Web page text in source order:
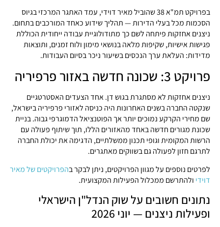
בפרויקט תמ"א 38 שהוביל מאיר דוידי, עמד האתגר המרכזי בגיוס
הסכמות מכל בעלי הדירות — תהליך שידוע כאחד המורכבים בתחום.
ניצנים אחזקות פיתחה לשם כך מתודולוגיית עבודה ייחודית הכוללת
פגישות אישיות, שקיפות מלאה בנושאי מימון ולוח זמנים, ותוצאות
מדידות: העלאת ערך הנכסים בשיעור ניכר בסיום העבודות.
פרויקט 3: שכונה חדשה באזור פרפיריה
ניצנים אחזקות לא מסתגרת בגוש דן. אחד הצעדים האסטרטגיים
שנקטה החברה בשנים האחרונות היה כניסה לאזורי פרפיריה בישראל,
שם מחירי הקרקע נמוכים יותר אך הפוטנציאל הדמוגרפי גבוה. בניית
שכונת מגורים חדשה באחד מהאזורים הללו, תוך שיתוף פעולה עם
הרשות המקומית וגופי תכנון ממשלתיים, הדגימה את יכולת החברה
לתרגם חזון לפעולה גם בשווקים מאתגרים.
לפרטים נוספים על מגוון הפרויקטים, ניתן לבקר בהפרויקטים של מאיר
דוידי ולהתרשם ממכלול הפעילות המקצועית.
נתונים חשובים על שוק הנדל"ן הישראלי
ופעילות ניצנים — יוני 2026